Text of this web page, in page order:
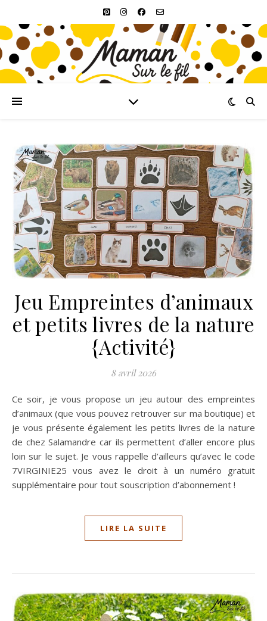
Jeu Empreintes d’animaux
et petits livres de la nature
{Activité}
8 avril 2026
Ce soir, je vous propose un jeu autour des empreintes
d’animaux (que vous pouvez retrouver sur ma boutique) et
je vous présente également les petits livres de la nature
de chez Salamandre car ils permettent d’aller encore plus
loin sur le sujet. Je vous rappelle d’ailleurs qu’avec le code
7VIRGINIE25 vous avez le droit à un numéro gratuit
supplémentaire pour tout souscription d’abonnement !
LIRE LA SUITE